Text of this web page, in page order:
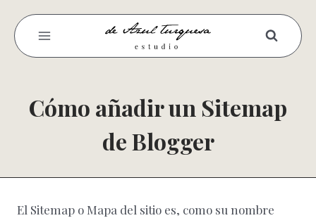
contenido
Cómo añadir un Sitemap
de Blogger
El Sitemap o Mapa del sitio es, como su nombre